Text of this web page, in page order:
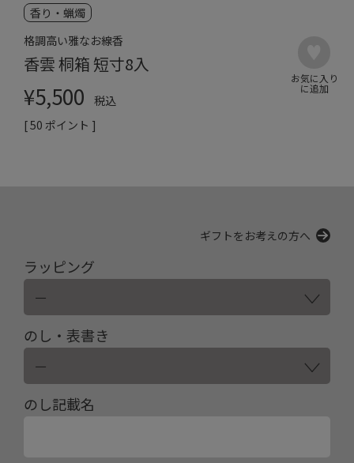
香り・蝋燭
格調高い雅なお線香
香雲 桐箱 短寸8入
¥5,500
税込
[50 ポイント ]
ギフトをお考えの方へ
ラッピング
のし・表書き
のし記載名